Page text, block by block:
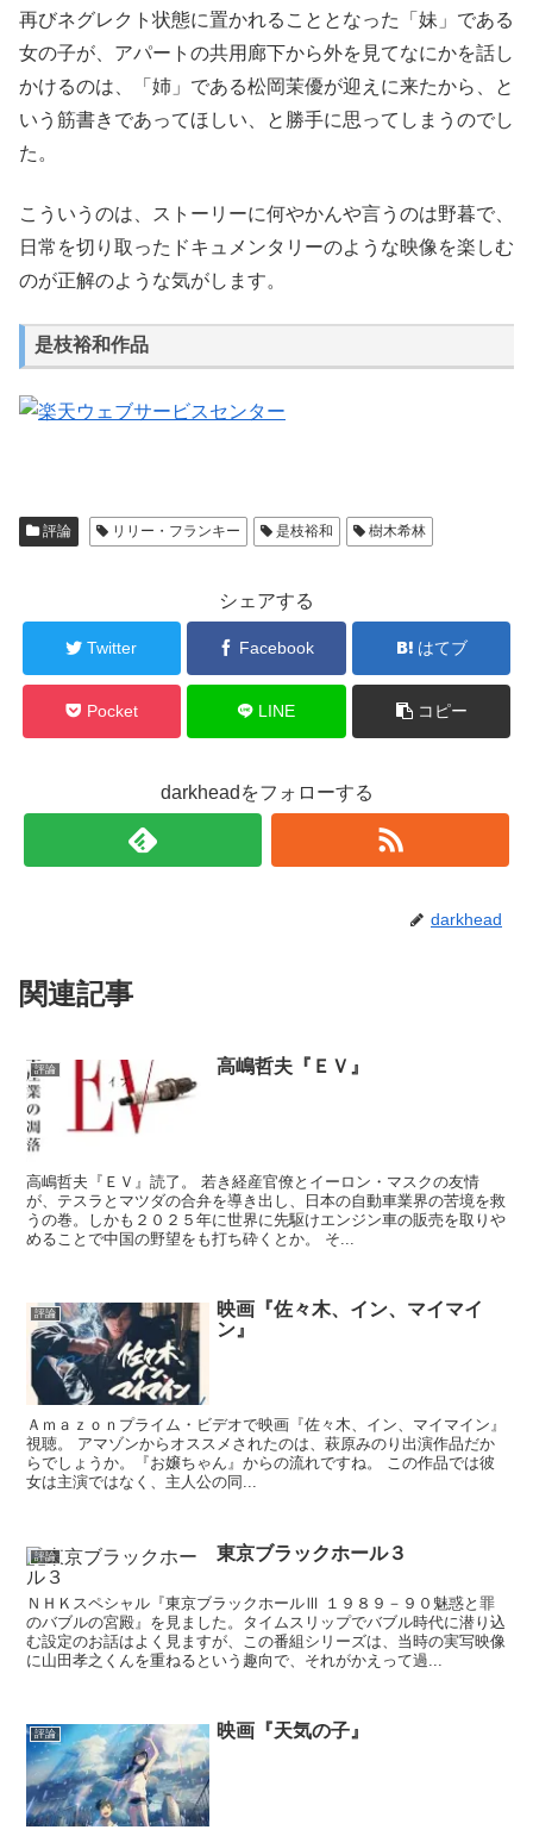
再びネグレクト状態に置かれることとなった「妹」である
女の子が、アパートの共用廊下から外を見てなにかを話し
かけるのは、「姉」である松岡茉優が迎えに来たから、と
いう筋書きであってほしい、と勝手に思ってしまうのでし
た。
こういうのは、ストーリーに何やかんや言うのは野暮で、
日常を切り取ったドキュメンタリーのような映像を楽しむ
のが正解のような気がします。
是枝裕和作品
評論 リリー・フランキー 是枝裕和 樹木希林
シェアする
Twitter Facebook はてブ
Pocket LINE コピー
darkheadをフォローする
darkhead
関連記事
評論 高嶋哲夫『ＥＶ』
高嶋哲夫『ＥＶ』読了。 若き経産官僚とイーロン・マスクの友情
が、テスラとマツダの合弁を導き出し、日本の自動車業界の苦境を救
うの巻。しかも２０２５年に世界に先駆けエンジン車の販売を取りや
めることで中国の野望をも打ち砕くとか。 そ...
評論
映画『佐々木、イン、マイマイ
ン』
Ａｍａｚｏｎプライム・ビデオで映画『佐々木、イン、マイマイン』
視聴。 アマゾンからオススメされたのは、萩原みのり出演作品だか
らでしょうか。『お嬢ちゃん』からの流れですね。 この作品では彼
女は主演ではなく、主人公の同...
評論 東京ブラックホール３
ＮＨＫスペシャル『東京ブラックホールⅢ １９８９－９０魅惑と罪
のバブルの宮殿』を見ました。タイムスリップでバブル時代に潜り込
む設定のお話はよく見ますが、この番組シリーズは、当時の実写映像
に山田孝之くんを重ねるという趣向で、それがかえって過...
評論 映画『天気の子』